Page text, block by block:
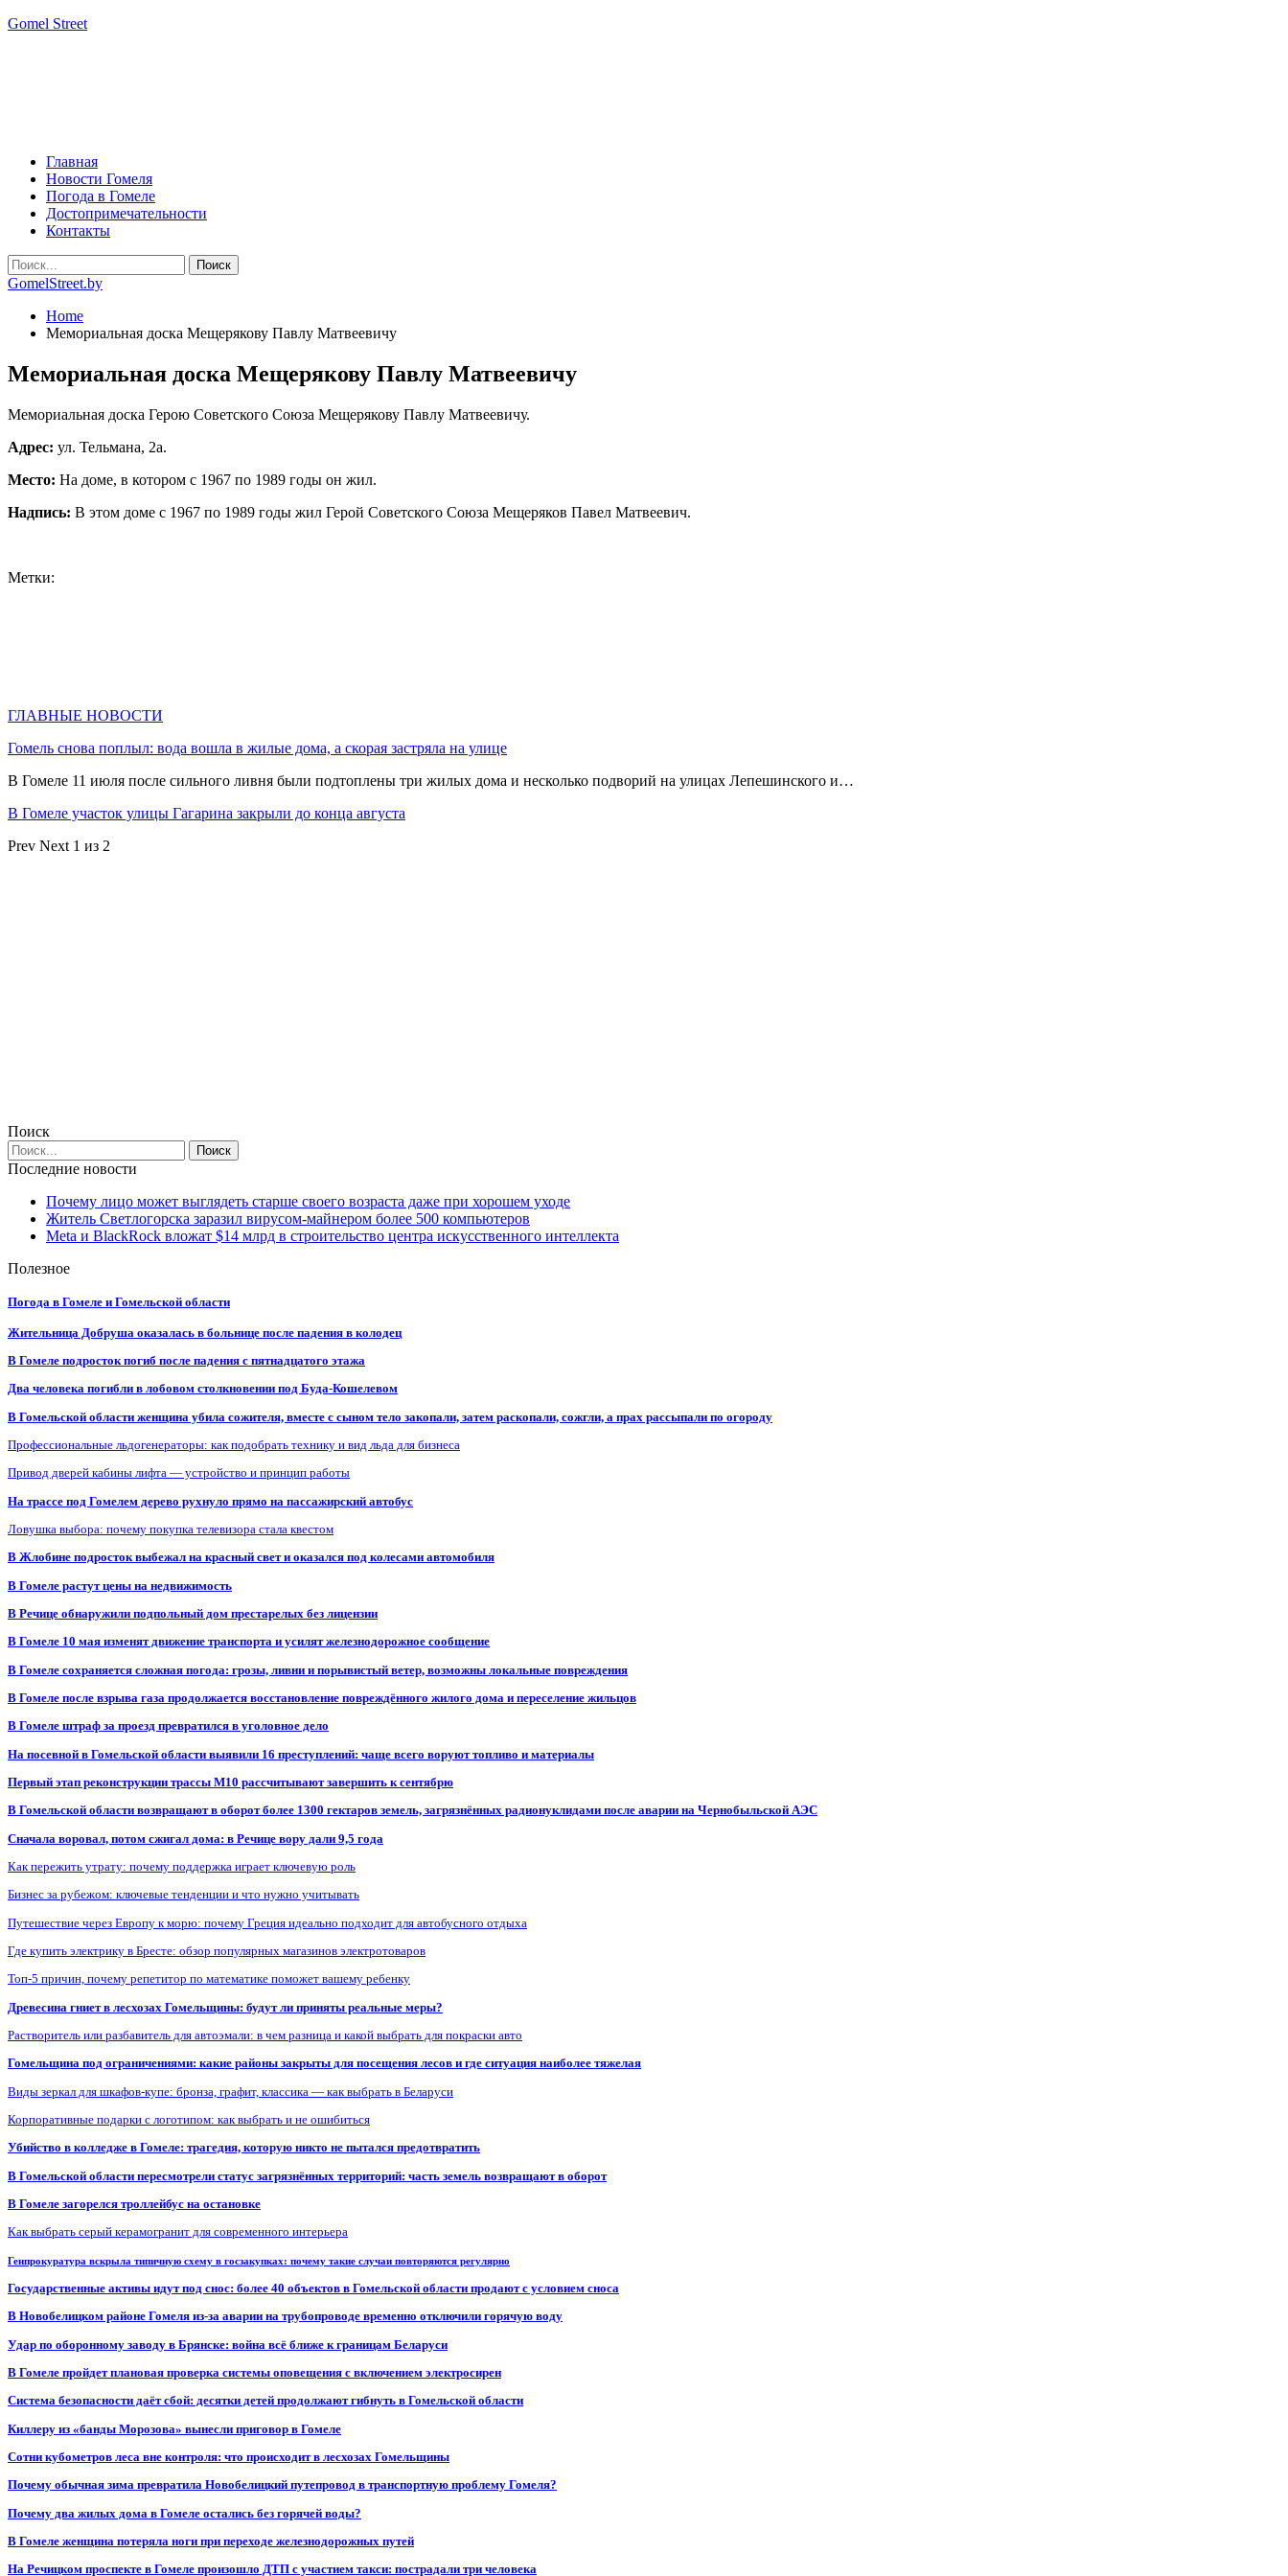
Gomel Street
Главная
Новости Гомеля
Погода в Гомеле
Достопримечательности
Контакты
GomelStreet.by
Home
Мемориальная доска Мещерякову Павлу Матвеевичу
Мемориальная доска Мещерякову Павлу Матвеевичу
Мемориальная доска Герою Советского Союза Мещерякову Павлу Матвеевичу.
Адрес: ул. Тельмана, 2а.
Место: На доме, в котором с 1967 по 1989 годы он жил.
Надпись: В этом доме с 1967 по 1989 годы жил Герой Советского Союза Мещеряков Павел Матвеевич.
Метки:
ГЛАВНЫЕ НОВОСТИ
Гомель снова поплыл: вода вошла в жилые дома, а скорая застряла на улице
В Гомеле 11 июля после сильного ливня были подтоплены три жилых дома и несколько подворий на улицах Лепешинского и…
В Гомеле участок улицы Гагарина закрыли до конца августа
Prev Next 1 из 2
Поиск
Последние новости
Почему лицо может выглядеть старше своего возраста даже при хорошем уходе
Житель Светлогорска заразил вирусом-майнером более 500 компьютеров
Meta и BlackRock вложат $14 млрд в строительство центра искусственного интеллекта
Полезное
Погода в Гомеле и Гомельской области
Жительница Добруша оказалась в больнице после падения в колодец
В Гомеле подросток погиб после падения с пятнадцатого этажа
Два человека погибли в лобовом столкновении под Буда-Кошелевом
В Гомельской области женщина убила сожителя, вместе с сыном тело закопали, затем раскопали, сожгли, а прах рассыпали по огороду
Профессиональные льдогенераторы: как подобрать технику и вид льда для бизнеса
Привод дверей кабины лифта — устройство и принцип работы
На трассе под Гомелем дерево рухнуло прямо на пассажирский автобус
Ловушка выбора: почему покупка телевизора стала квестом
В Жлобине подросток выбежал на красный свет и оказался под колесами автомобиля
В Гомеле растут цены на недвижимость
В Речице обнаружили подпольный дом престарелых без лицензии
В Гомеле 10 мая изменят движение транспорта и усилят железнодорожное сообщение
В Гомеле сохраняется сложная погода: грозы, ливни и порывистый ветер, возможны локальные повреждения
В Гомеле после взрыва газа продолжается восстановление повреждённого жилого дома и переселение жильцов
В Гомеле штраф за проезд превратился в уголовное дело
На посевной в Гомельской области выявили 16 преступлений: чаще всего воруют топливо и материалы
Первый этап реконструкции трассы М10 рассчитывают завершить к сентябрю
В Гомельской области возвращают в оборот более 1300 гектаров земель, загрязнённых радионуклидами после аварии на Чернобыльской АЭС
Сначала воровал, потом сжигал дома: в Речице вору дали 9,5 года
Как пережить утрату: почему поддержка играет ключевую роль
Бизнес за рубежом: ключевые тенденции и что нужно учитывать
Путешествие через Европу к морю: почему Греция идеально подходит для автобусного отдыха
Где купить электрику в Бресте: обзор популярных магазинов электротоваров
Топ-5 причин, почему репетитор по математике поможет вашему ребенку
Древесина гниет в лесхозах Гомельщины: будут ли приняты реальные меры?
Растворитель или разбавитель для автоэмали: в чем разница и какой выбрать для покраски авто
Гомельщина под ограничениями: какие районы закрыты для посещения лесов и где ситуация наиболее тяжелая
Виды зеркал для шкафов-купе: бронза, графит, классика — как выбрать в Беларуси
Корпоративные подарки с логотипом: как выбрать и не ошибиться
Убийство в колледже в Гомеле: трагедия, которую никто не пытался предотвратить
В Гомельской области пересмотрели статус загрязнённых территорий: часть земель возвращают в оборот
В Гомеле загорелся троллейбус на остановке
Как выбрать серый керамогранит для современного интерьера
Генпрокуратура вскрыла типичную схему в госзакупках: почему такие случаи повторяются регулярно
Государственные активы идут под снос: более 40 объектов в Гомельской области продают с условием сноса
В Новобелицком районе Гомеля из-за аварии на трубопроводе временно отключили горячую воду
Удар по оборонному заводу в Брянске: война всё ближе к границам Беларуси
В Гомеле пройдет плановая проверка системы оповещения с включением электросирен
Система безопасности даёт сбой: десятки детей продолжают гибнуть в Гомельской области
Киллеру из «банды Морозова» вынесли приговор в Гомеле
Сотни кубометров леса вне контроля: что происходит в лесхозах Гомельщины
Почему обычная зима превратила Новобелицкий путепровод в транспортную проблему Гомеля?
Почему два жилых дома в Гомеле остались без горячей воды?
В Гомеле женщина потеряла ноги при переходе железнодорожных путей
На Речицком проспекте в Гомеле произошло ДТП с участием такси: пострадали три человека